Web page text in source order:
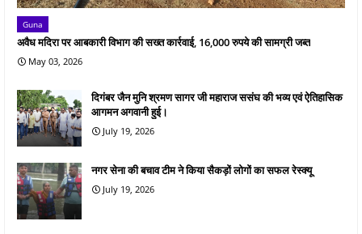
Guna
अवैध मदिरा पर आबकारी विभाग की सख्त कार्रवाई, 16,000 रुपये की सामग्री जब्त
May 03, 2026
दिगंबर जैन मुनि श्रमण सागर जी महाराज ससंघ की भव्य एवं ऐतिहासिक
आगमन अगवानी हुई।
July 19, 2026
नगर सेना की बचाव टीम ने किया सैकड़ों लोगों का सफल रेस्क्यू
July 19, 2026